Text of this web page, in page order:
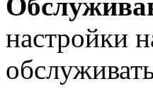
настройки